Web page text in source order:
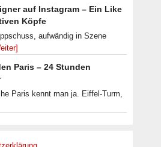
auf Instagram – Ein Like
Köpfe
aufwändig in Szene
Paris – 24 Stunden
Paris kennt man ja. Eiffel-Turm,